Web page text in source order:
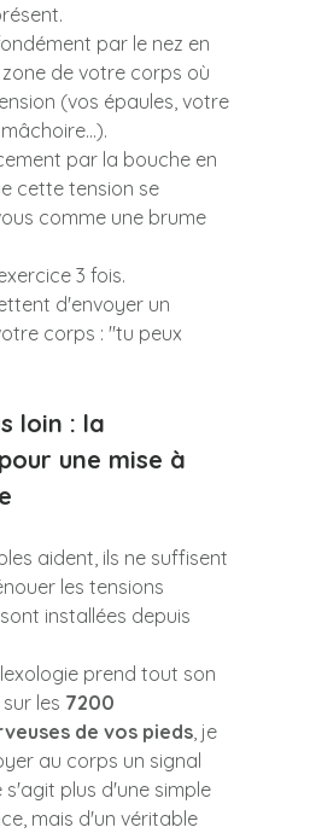
par le nez en
de votre corps où
(vos épaules, votre
par la bouche en
cette tension se
comme une brume
3 fois.
d'envoyer un
corps : "tu peux
loin : la
une mise à
aident, ils ne suffisent
les tensions
installées depuis
prend tout son
les 7200
de vos pieds, je
au corps un signal
s'agit plus d'une simple
mais d'un véritable